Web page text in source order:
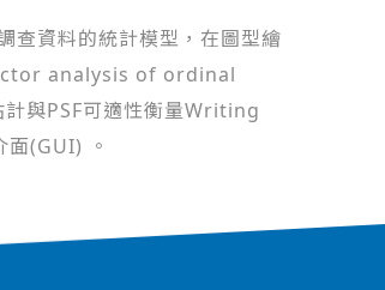
查資料的統計模型，在圖型繪
analysis of ordinal
與PSF可適性衡量Writing
(GUI) 。